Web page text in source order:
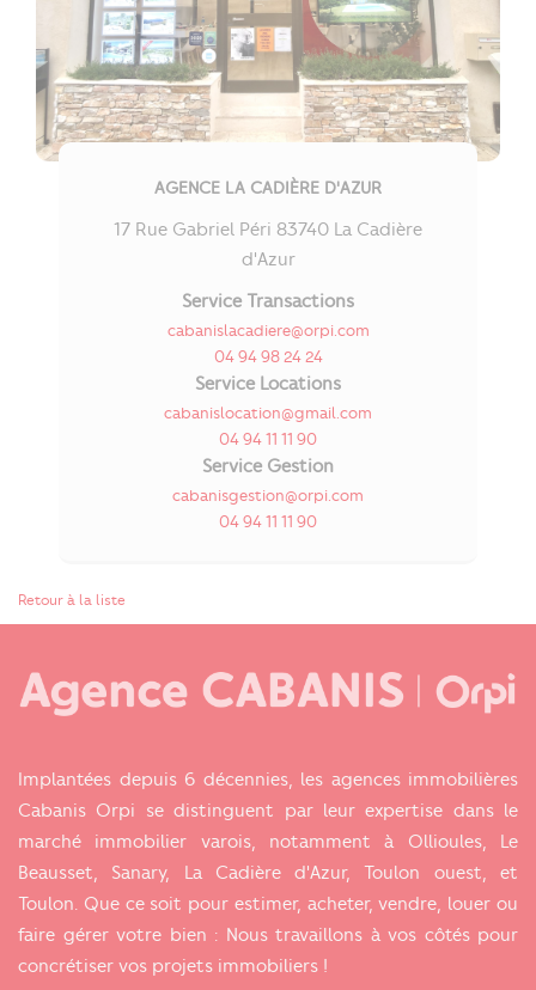
AGENCE LA CADIÈRE D'AZUR
17 Rue Gabriel Péri 83740 La Cadière
d'Azur
Service Transactions
cabanislacadiere@orpi.com
04 94 98 24 24
Service Locations
cabanislocation@gmail.com
04 94 11 11 90
Service Gestion
cabanisgestion@orpi.com
04 94 11 11 90
Retour à la liste
Implantées depuis 6 décennies, les agences immobilières
Cabanis Orpi se distinguent par leur expertise dans le
marché immobilier varois, notamment à Ollioules, Le
Beausset, Sanary, La Cadière d'Azur, Toulon ouest, et
Toulon. Que ce soit pour estimer, acheter, vendre, louer ou
faire gérer votre bien : Nous travaillons à vos côtés pour
concrétiser vos projets immobiliers !